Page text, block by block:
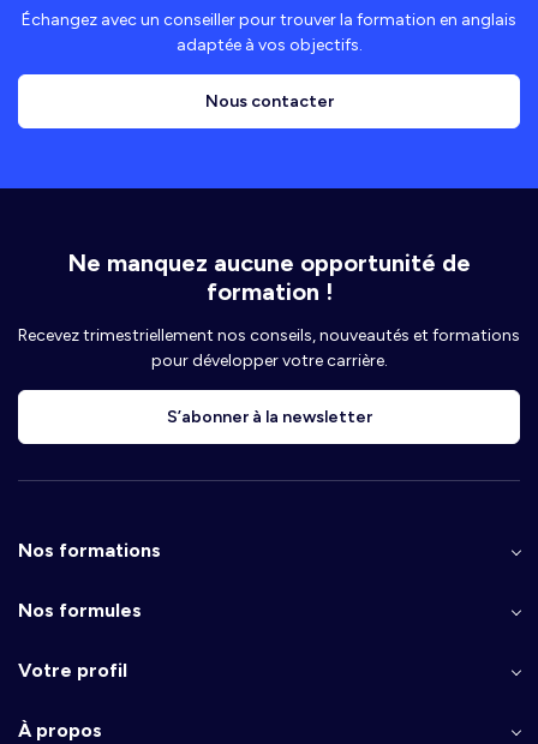
Échangez avec un conseiller pour trouver la formation en anglais
adaptée à vos objectifs.
Nous contacter
Ne manquez aucune opportunité de
formation !
Recevez trimestriellement nos conseils, nouveautés et formations
pour développer votre carrière.
S’abonner à la newsletter
Nos formations
Nos formules
Votre profil
À propos